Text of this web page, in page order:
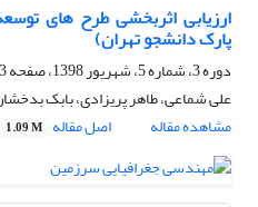
ارزیابی اثربخشی طرح های
پارک دانشجو تهران)
دوره 3، شماره 5، شهریور 1398، صفحه
علی شماعی، طاهر پریزادی، بابک
مشاهده مقاله
اصل مقاله 1.09 M